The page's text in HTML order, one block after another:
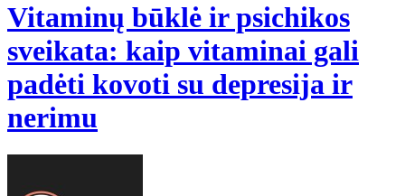
Vitaminų būklė ir psichikos
sveikata: kaip vitaminai gali
padėti kovoti su depresija ir
nerimu